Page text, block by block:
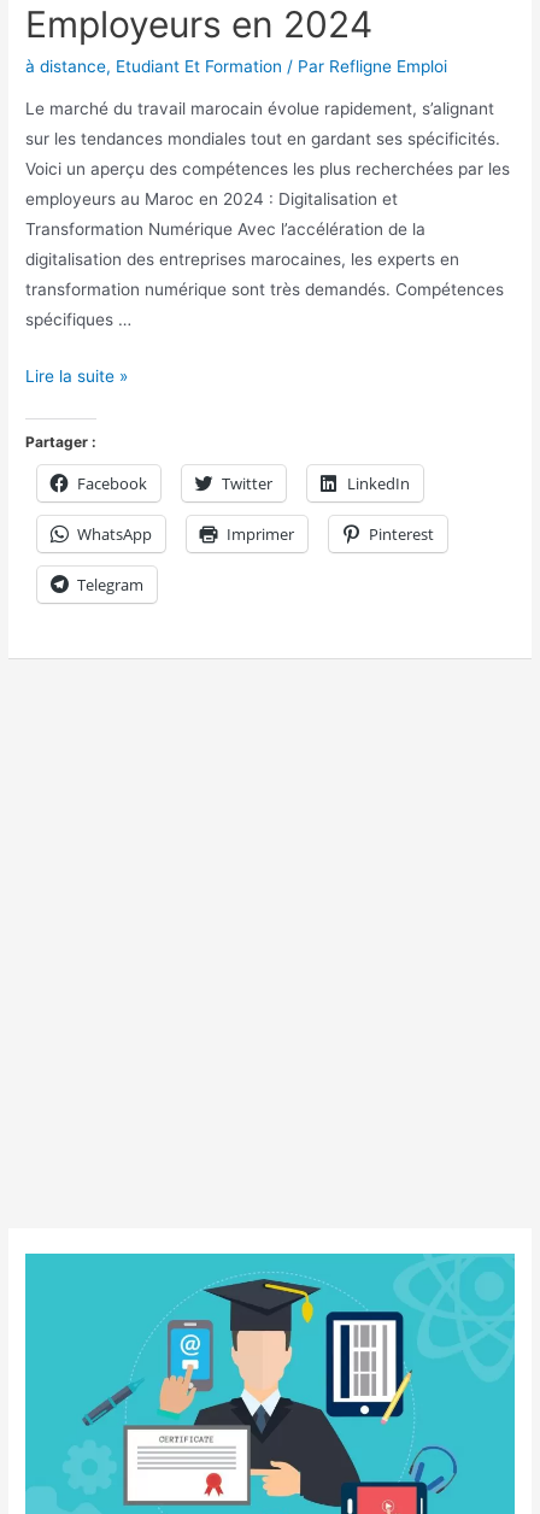
Employeurs en 2024
à distance, Etudiant Et Formation / Par Refligne Emploi
Le marché du travail marocain évolue rapidement, s’alignant
sur les tendances mondiales tout en gardant ses spécificités.
Voici un aperçu des compétences les plus recherchées par les
employeurs au Maroc en 2024 : Digitalisation et
Transformation Numérique Avec l’accélération de la
digitalisation des entreprises marocaines, les experts en
transformation numérique sont très demandés. Compétences
spécifiques …
Lire la suite »
Partager :
Facebook Twitter LinkedIn
WhatsApp Imprimer Pinterest
Telegram